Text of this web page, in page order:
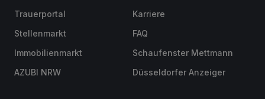
Trauerportal
Stellenmarkt
Immobilienmarkt
AZUBI NRW
Karriere
FAQ
Schaufenster Mettmann
Düsseldorfer Anzeiger